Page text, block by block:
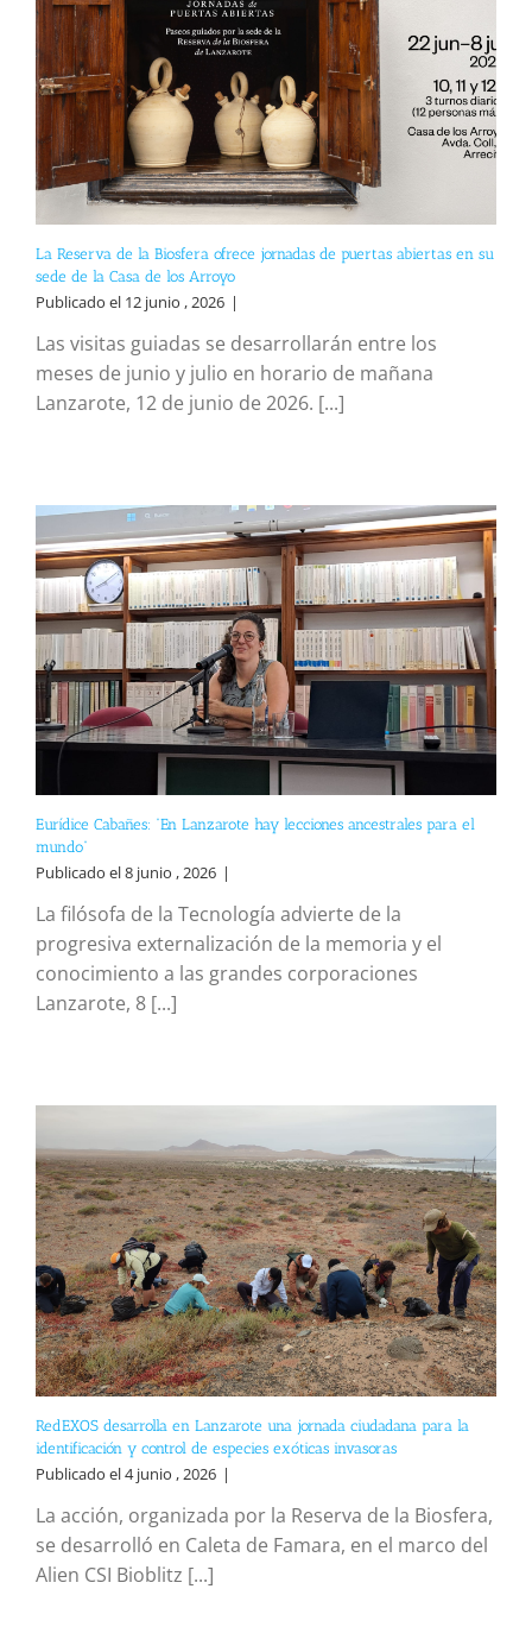
La Reserva de la Biosfera ofrece jornadas de puertas abiertas en su
sede de la Casa de los Arroyo
Publicado el 12 junio , 2026 |
Las visitas guiadas se desarrollarán entre los
meses de junio y julio en horario de mañana
Lanzarote, 12 de junio de 2026. [...]
Eurídice Cabañes: “En Lanzarote hay lecciones ancestrales para el
mundo”
Publicado el 8 junio , 2026 |
La filósofa de la Tecnología advierte de la
progresiva externalización de la memoria y el
conocimiento a las grandes corporaciones
Lanzarote, 8 [...]
RedEXOS desarrolla en Lanzarote una jornada ciudadana para la
identificación y control de especies exóticas invasoras
Publicado el 4 junio , 2026 |
La acción, organizada por la Reserva de la Biosfera,
se desarrolló en Caleta de Famara, en el marco del
Alien CSI Bioblitz [...]